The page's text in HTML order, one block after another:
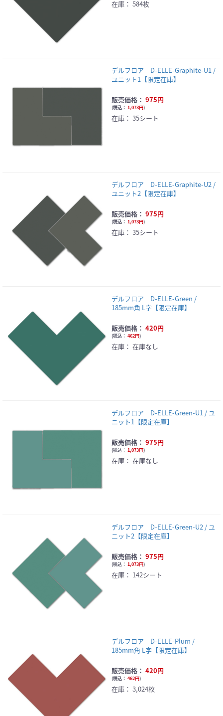
在庫： 584枚
デルフロア D-ELLE-Graphite-U1 /
ユニット1【限定在庫】
販売価格： 975円
(税込： 1,073円)
在庫： 35シート
デルフロア D-ELLE-Graphite-U2 /
ユニット2【限定在庫】
販売価格： 975円
(税込： 1,073円)
在庫： 35シート
デルフロア D-ELLE-Green /
185mm角 L字【限定在庫】
販売価格： 420円
(税込： 462円)
在庫： 在庫なし
デルフロア D-ELLE-Green-U1 / ユ
ニット1【限定在庫】
販売価格： 975円
(税込： 1,073円)
在庫： 在庫なし
デルフロア D-ELLE-Green-U2 / ユ
ニット2【限定在庫】
販売価格： 975円
(税込： 1,073円)
在庫： 142シート
デルフロア D-ELLE-Plum /
185mm角 L字【限定在庫】
販売価格： 420円
(税込： 462円)
在庫： 3,024枚